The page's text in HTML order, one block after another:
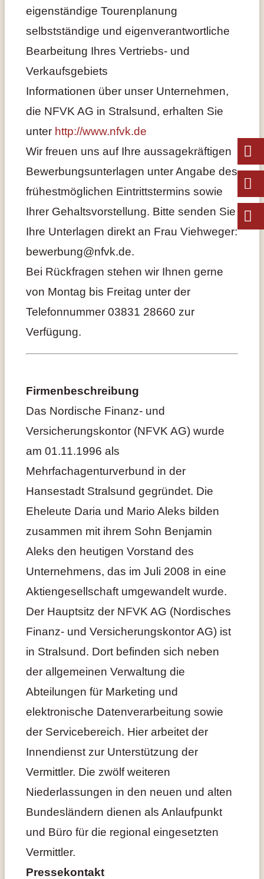
eigenständige Tourenplanung
selbstständige und eigenverantwortliche
Bearbeitung Ihres Vertriebs- und
Verkaufsgebiets
Informationen über unser Unternehmen,
die NFVK AG in Stralsund, erhalten Sie
unter http://www.nfvk.de
Wir freuen uns auf Ihre aussagekräftigen
Bewerbungsunterlagen unter Angabe des
frühestmöglichen Eintrittstermins sowie
Ihrer Gehaltsvorstellung. Bitte senden Sie
Ihre Unterlagen direkt an Frau Viehweger:
bewerbung@nfvk.de.
Bei Rückfragen stehen wir Ihnen gerne
von Montag bis Freitag unter der
Telefonnummer 03831 28660 zur
Verfügung.
Firmenbeschreibung
Das Nordische Finanz- und
Versicherungskontor (NFVK AG) wurde
am 01.11.1996 als
Mehrfachagenturverbund in der
Hansestadt Stralsund gegründet. Die
Eheleute Daria und Mario Aleks bilden
zusammen mit ihrem Sohn Benjamin
Aleks den heutigen Vorstand des
Unternehmens, das im Juli 2008 in eine
Aktiengesellschaft umgewandelt wurde.
Der Hauptsitz der NFVK AG (Nordisches
Finanz- und Versicherungskontor AG) ist
in Stralsund. Dort befinden sich neben
der allgemeinen Verwaltung die
Abteilungen für Marketing und
elektronische Datenverarbeitung sowie
der Servicebereich. Hier arbeitet der
Innendienst zur Unterstützung der
Vermittler. Die zwölf weiteren
Niederlassungen in den neuen und alten
Bundesländern dienen als Anlaufpunkt
und Büro für die regional eingesetzten
Vermittler.
Pressekontakt